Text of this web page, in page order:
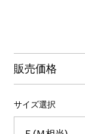
販売価格
サイズ選択